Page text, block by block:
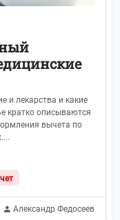
и лекарства и какие
кратко описываются
вычета по
Александр Федосеев